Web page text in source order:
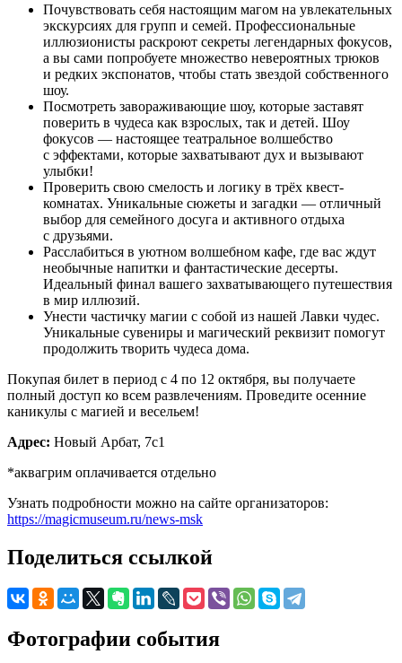
Почувствовать себя настоящим магом на увлекательных
экскурсиях для групп и семей. Профессиональные
иллюзионисты раскроют секреты легендарных фокусов,
а вы сами попробуете множество невероятных трюков
и редких экспонатов, чтобы стать звездой собственного
шоу.
Посмотреть завораживающие шоу, которые заставят
поверить в чудеса как взрослых, так и детей. Шоу
фокусов — настоящее театральное волшебство
с эффектами, которые захватывают дух и вызывают
улыбки!
Проверить свою смелость и логику в трёх квест-
комнатах. Уникальные сюжеты и загадки — отличный
выбор для семейного досуга и активного отдыха
с друзьями.
Расслабиться в уютном волшебном кафе, где вас ждут
необычные напитки и фантастические десерты.
Идеальный финал вашего захватывающего путешествия
в мир иллюзий.
Унести частичку магии с собой из нашей Лавки чудес.
Уникальные сувениры и магический реквизит помогут
продолжить творить чудеса дома.
Покупая билет в период с 4 по 12 октября, вы получаете
полный доступ ко всем развлечениям. Проведите осенние
каникулы с магией и весельем!
Адрес: Новый Арбат, 7с1
*аквагрим оплачивается отдельно
Узнать подробности можно на сайте организаторов:
https://magicmuseum.ru/news-msk
Поделиться ссылкой
Фотографии события